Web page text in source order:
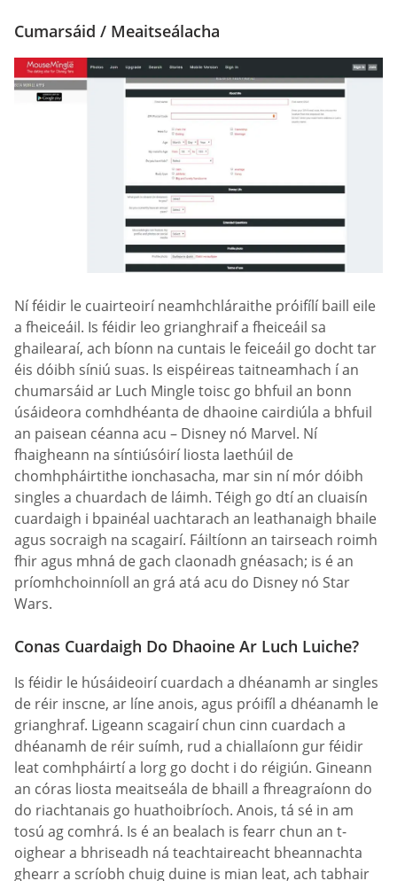
Cumarsáid / Meaitseálacha
Ní féidir le cuairteoirí neamhchláraithe próifílí baill eile
a fheiceáil. Is féidir leo grianghraif a fheiceáil sa
ghailearaí, ach bíonn na cuntais le feiceáil go docht tar
éis dóibh síniú suas. Is eispéireas taitneamhach í an
chumarsáid ar Luch Mingle toisc go bhfuil an bonn
úsáideora comhdhéanta de dhaoine cairdiúla a bhfuil
an paisean céanna acu – Disney nó Marvel. Ní
fhaigheann na síntiúsóirí liosta laethúil de
chomhpháirtithe ionchasacha, mar sin ní mór dóibh
singles a chuardach de láimh. Téigh go dtí an cluaisín
cuardaigh i bpainéal uachtarach an leathanaigh bhaile
agus socraigh na scagairí. Fáiltíonn an tairseach roimh
fhir agus mhná de gach claonadh gnéasach; is é an
príomhchoinníoll an grá atá acu do Disney nó Star
Wars.
Conas Cuardaigh Do Dhaoine Ar Luch Luiche?
Is féidir le húsáideoirí cuardach a dhéanamh ar singles
de réir inscne, ar líne anois, agus próifíl a dhéanamh le
grianghraf. Ligeann scagairí chun cinn cuardach a
dhéanamh de réir suímh, rud a chiallaíonn gur féidir
leat comhpháirtí a lorg go docht i do réigiún. Gineann
an córas liosta meaitseála de bhaill a fhreagraíonn do
do riachtanais go huathoibríoch. Anois, tá sé in am
tosú ag comhrá. Is é an bealach is fearr chun an t-
oighear a bhriseadh ná teachtaireacht bheannachta
ghearr a scríobh chuig duine is mian leat, ach tabhair